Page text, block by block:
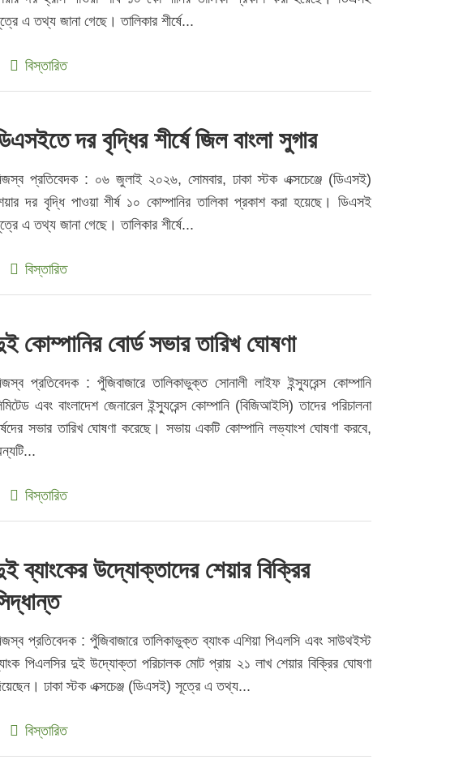
এ তথ্য জানা গেছে। তালিকার শীর্ষে...
বিস্তারিত
দর বৃদ্ধির শীর্ষে জিল বাংলা সুগার
প্রতিবেদক : ০৬ জুলাই ২০২৬, সোমবার, ঢাকা স্টক এক্সচেঞ্জে (ডিএসই)
দর বৃদ্ধি পাওয়া শীর্ষ ১০ কোম্পানির তালিকা প্রকাশ করা হয়েছে। ডিএসই
এ তথ্য জানা গেছে। তালিকার শীর্ষে...
বিস্তারিত
কোম্পানির বোর্ড সভার তারিখ ঘোষণা
প্রতিবেদক : পুঁজিবাজারে তালিকাভুক্ত সোনালী লাইফ ইন্স্যুরেন্স কোম্পানি
এবং বাংলাদেশ জেনারেল ইন্স্যুরেন্স কোম্পানি (বিজিআইসি) তাদের পরিচালনা
সভার তারিখ ঘোষণা করেছে। সভায় একটি কোম্পানি লভ্যাংশ ঘোষণা করবে,
বিস্তারিত
ব্যাংকের উদ্যোক্তাদের শেয়ার বিক্রির
প্রতিবেদক : পুঁজিবাজারে তালিকাভুক্ত ব্যাংক এশিয়া পিএলসি এবং সাউথইস্ট
পিএলসির দুই উদ্যোক্তা পরিচালক মোট প্রায় ২১ লাখ শেয়ার বিক্রির ঘোষণা
ঢাকা স্টক এক্সচেঞ্জ (ডিএসই) সূত্রে এ তথ্য...
বিস্তারিত